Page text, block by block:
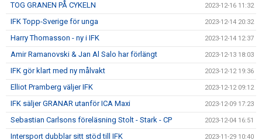
TOG GRANEN PÅ CYKELN 2023-12-16 11:32
IFK Topp-Sverige för unga 2023-12-14 20:32
Harry Thomasson - ny i IFK 2023-12-14 12:37
Amir Ramanovski & Jan Al Salo har förlängt 2023-12-13 18:03
IFK gör klart med ny målvakt 2023-12-12 19:36
Elliot Pramberg väljer IFK 2023-12-12 09:12
IFK säljer GRANAR utanför ICA Maxi 2023-12-09 17:23
Sebastian Carlsons föreläsning Stolt - Stark - CP 2023-12-04 16:51
Intersport dubblar sitt stöd till IFK 2023-11-29 10:40